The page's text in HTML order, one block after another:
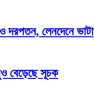
দরপতন, লেনদেনে ভাটা
বেড়েছে সূচক